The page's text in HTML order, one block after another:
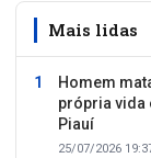
Mais lidas
Homem
própria vida
Piauí
25/07/2026